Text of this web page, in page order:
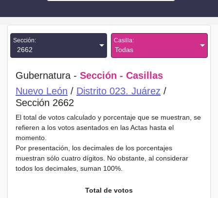
Sección:
2662
Casilla:
Todas
Gubernatura - Sección - Casillas
Nuevo León / Distrito 023. Juárez /
Sección 2662
El total de votos calculado y porcentaje que se muestran, se
refieren a los votos asentados en las Actas hasta el
momento.
Por presentación, los decimales de los porcentajes
muestran sólo cuatro dígitos. No obstante, al considerar
todos los decimales, suman 100%.
Total de votos